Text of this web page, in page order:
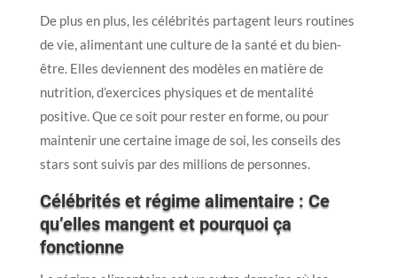
De plus en plus, les célébrités partagent leurs routines
de vie, alimentant une culture de la santé et du bien-
être. Elles deviennent des modèles en matière de
nutrition, d’exercices physiques et de mentalité
positive. Que ce soit pour rester en forme, ou pour
maintenir une certaine image de soi, les conseils des
stars sont suivis par des millions de personnes.
Célébrités et régime alimentaire : Ce
qu’elles mangent et pourquoi ça
fonctionne